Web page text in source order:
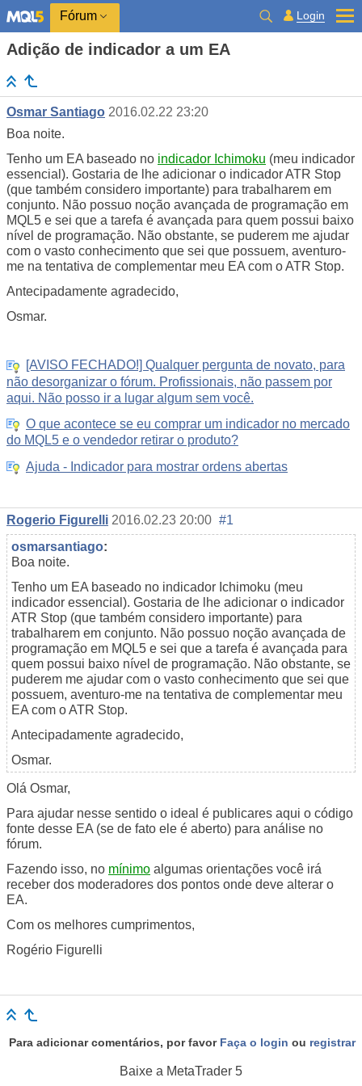
Fórum Login
Adição de indicador a um EA
Osmar Santiago 2016.02.22 23:20
Boa noite.
Tenho um EA baseado no indicador Ichimoku (meu indicador
essencial). Gostaria de lhe adicionar o indicador ATR Stop
(que também considero importante) para trabalharem em
conjunto. Não possuo noção avançada de programação em
MQL5 e sei que a tarefa é avançada para quem possui baixo
nível de programação. Não obstante, se puderem me ajudar
com o vasto conhecimento que sei que possuem, aventuro-
me na tentativa de complementar meu EA com o ATR Stop.
Antecipadamente agradecido,
Osmar.
[AVISO FECHADO!] Qualquer pergunta de novato, para
não desorganizar o fórum. Profissionais, não passem por
aqui. Não posso ir a lugar algum sem você.
O que acontece se eu comprar um indicador no mercado
do MQL5 e o vendedor retirar o produto?
Ajuda - Indicador para mostrar ordens abertas
Rogerio Figurelli 2016.02.23 20:00 #1
osmarsantiago:
Boa noite.
Tenho um EA baseado no indicador Ichimoku (meu
indicador essencial). Gostaria de lhe adicionar o indicador
ATR Stop (que também considero importante) para
trabalharem em conjunto. Não possuo noção avançada de
programação em MQL5 e sei que a tarefa é avançada para
quem possui baixo nível de programação. Não obstante, se
puderem me ajudar com o vasto conhecimento que sei que
possuem, aventuro-me na tentativa de complementar meu
EA com o ATR Stop.
Antecipadamente agradecido,
Osmar.
Olá Osmar,
Para ajudar nesse sentido o ideal é publicares aqui o código
fonte desse EA (se de fato ele é aberto) para análise no
fórum.
Fazendo isso, no mínimo algumas orientações você irá
receber dos moderadores dos pontos onde deve alterar o
EA.
Com os melhores cumprimentos,
Rogério Figurelli
Para adicionar comentários, por favor Faça o login ou registrar
Baixe a MetaTrader 5